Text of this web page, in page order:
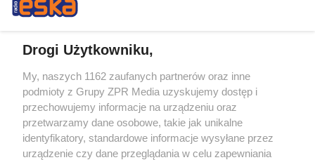
Drogi Użytkowniku,
My, naszych 1162 zaufanych partnerów oraz inne
podmioty z Grupy ZPR Media uzyskujemy dostęp i
przechowujemy informacje na urządzeniu oraz
przetwarzamy dane osobowe, takie jak unikalne
identyfikatory, standardowe informacje wysyłane przez
urządzenie czy dane przeglądania w celu zapewniania